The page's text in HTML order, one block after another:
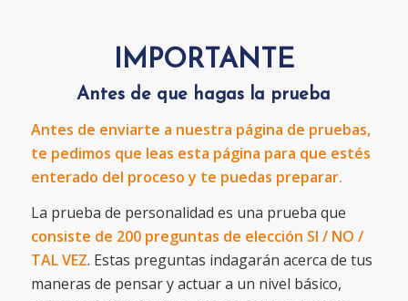
IMPORTANTE
Antes de que hagas la prueba
Antes de enviarte a nuestra página de pruebas,
te pedimos que leas esta página para que estés
enterado del proceso y te puedas preparar.
La prueba de personalidad es una prueba que
consiste de 200 preguntas de elección SI / NO /
TAL VEZ. Estas preguntas indagarán acerca de tus
maneras de pensar y actuar a un nivel básico,